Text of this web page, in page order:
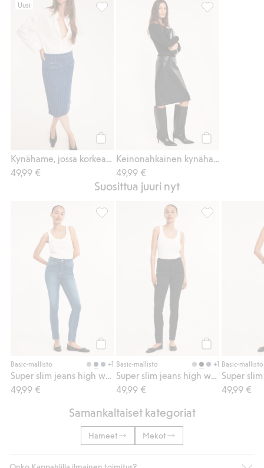
Uusi
49,99 €
Kynähame, jossa korkea vyötärö, Lisää
49,99 €
Suosittua juuri nyt
Basic-mallisto +1
49,99 €
Super slim jeans high waist, Lisää
Basic-mallisto +1
49,99 €
Super slim
Basic-mallisto
Super
49,99 €
Samankaltaiset kategoriat
Hameet Mekot